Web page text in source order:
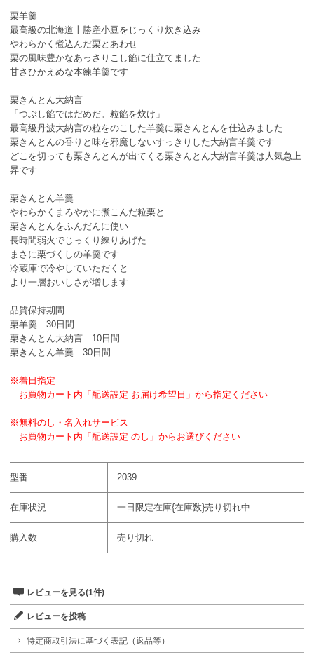
栗羊羹
最高級の北海道十勝産小豆をじっくり炊き込み
やわらかく煮込んだ栗とあわせ
栗の風味豊かなあっさりこし餡に仕立てました
甘さひかえめな本練羊羹です
栗きんとん大納言
「つぶし餡ではだめだ。粒餡を炊け」
最高級丹波大納言の粒をのこした羊羹に栗きんとんを仕込みました
栗きんとんの香りと味を邪魔しないすっきりした大納言羊羹です
どこを切っても栗きんとんが出てくる栗きんとん大納言羊羹は人気急上
昇です
栗きんとん羊羹
やわらかくまろやかに煮こんだ粒栗と
栗きんとんをふんだんに使い
長時間弱火でじっくり練りあげた
まさに栗づくしの羊羹です
冷蔵庫で冷やしていただくと
より一層おいしさが増します
品質保持期間
栗羊羹 30日間
栗きんとん大納言 10日間
栗きんとん羊羹 30日間
※着日指定
お買物カート内「配送設定 お届け希望日」から指定ください
※無料のし・名入れサービス
お買物カート内「配送設定 のし」からお選びください
型番 2039
在庫状況 一日限定在庫{在庫数}売り切れ中
購入数 売り切れ
レビューを見る(1件)
レビューを投稿
特定商取引法に基づく表記（返品等）